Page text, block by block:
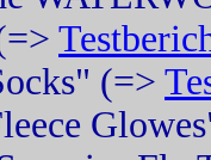
(=>